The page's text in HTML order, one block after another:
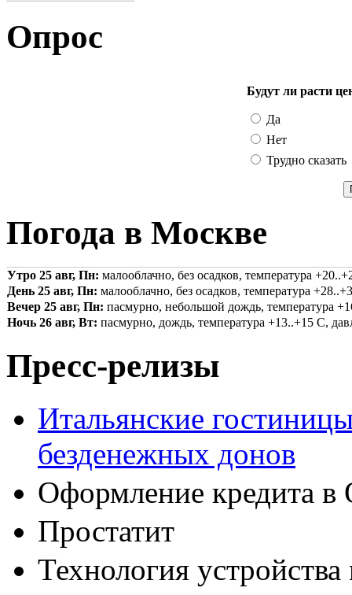
Опрос
Будут ли расти
Да
Нет
Трудно сказать
Погода в Москве
Утро 25 авг, Пн: малооблачно, без осадков, температура
День 25 авг, Пн: малооблачно, без осадков, температура
Вечер 25 авг, Пн: пасмурно, небольшой дождь, температура
Ночь 26 авг, Вт: пасмурно, дождь, температура +13..+15 С,
Пресс-релизы
Итальянские
безденежных донов
Оформление кредита в
Простатит
Технология